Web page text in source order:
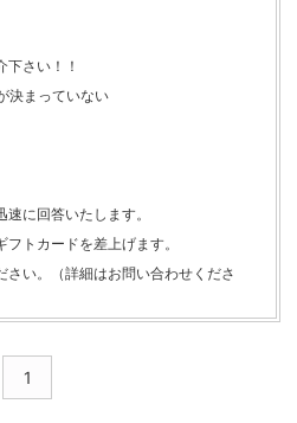
下さい！！
決まっていない
に回答いたします。
トカードを差上げます。
い。（詳細はお問い合わせくださ
1